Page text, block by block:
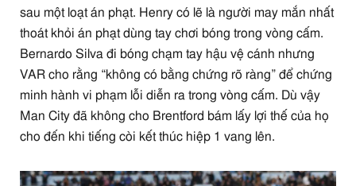
sau một loạt án phạt. Henry có lẽ là người may mắn nhất
thoát khỏi án phạt dùng tay chơi bóng trong vòng cấm.
Bernardo Silva đi bóng chạm tay hậu vệ cánh nhưng
VAR cho rằng “không có bằng chứng rõ ràng” để chứng
minh hành vi phạm lỗi diễn ra trong vòng cấm. Dù vậy
Man City đã không cho Brentford bám lấy lợi thế của họ
cho đến khi tiếng còi kết thúc hiệp 1 vang lên.